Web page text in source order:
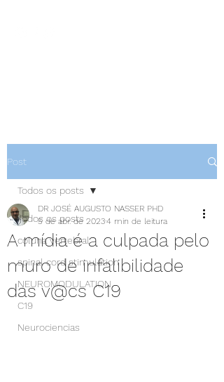
Post
Todos os posts
coluna vertebral
spinal cord stimulation
NEUROMODULATION
C19
Neurociencias
Todos os posts
A mídia é a culpada pelo
muro de infalibilidade
das v@cs C19
DR JOSÉ AUGUSTO NASSER PHD
5 de abr. de 20234 min de leitura